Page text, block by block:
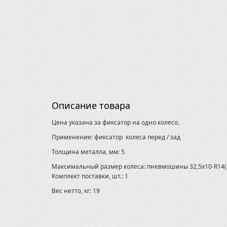
Описание товара
Цена указана за фиксатор на одно колесо.
Применение: фиксатор колеса перед / зад
Толщина металла, мм: 5
Максимальный размер колеса: пневмошины 32,5х10-
Комплект поставки, шт.: 1
Вес нетто, кг: 19